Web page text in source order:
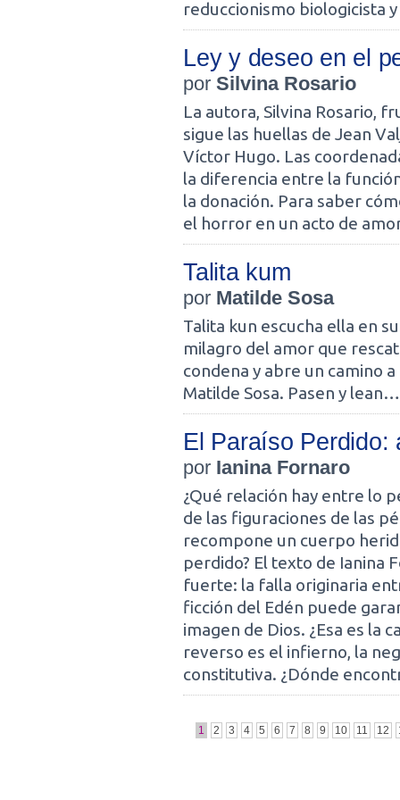
reduccionismo biologicista
Ley y deseo en el
por Silvina Rosario
La autora, Silvina Rosario,
sigue las huellas de Jean
Víctor Hugo. Las
la diferencia entre la
la donación. Para saber
el horror en un acto de
Talita kum
por Matilde Sosa
Talita kun escucha ella en
milagro del amor que
condena y abre un camino
Matilde Sosa. Pasen y lean…
El Paraíso Perdido:
por Ianina Fornaro
¿Qué relación hay entre lo
de las figuraciones de las
recompone un cuerpo
perdido? El texto de Ianina
fuerte: la falla originaria
ficción del Edén puede
imagen de Dios. ¿Esa es la
reverso es el infierno, la
constitutiva. ¿Dónde
1 2 3 4 5 6 7 8 9 10 11 12